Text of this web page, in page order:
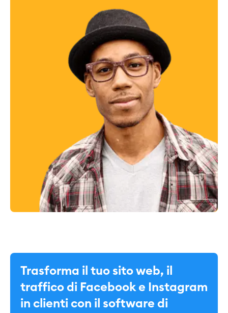
Trasforma il tuo sito web, il
traffico di Facebook e Instagram
in clienti con il software di